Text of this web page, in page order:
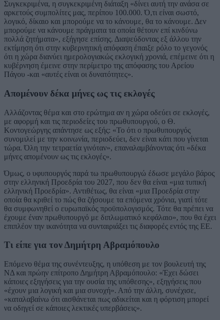
Συγκεκριμένα, η συγκεκριμένη διάταξη «δίνει αυτή την ανάσα σε
αρκετούς συμπολίτες μας, περίπου 100.000. Ό,τι είναι σωστό,
λογικό, δίκαιο και μπορούμε να το κάνουμε, θα το κάνουμε. Δεν
μπορούμε να κάνουμε πράγματα τα οποία θέτουν επί κινδύνω
πολλά ζητήματα», εξήγησε επίσης. Διαψεύδοντας εξ άλλου την
εκτίμηση ότι στην κυβερνητική απόφαση έπαιξε ρόλο το γεγονός
ότι η χώρα διανύει ημερολογιακώς εκλογική χρονιά, επέμεινε ότι η
κυβέρνηση έμεινε στην περίμετρο της απόφασης του Αρείου
Πάγου -και «αυτές είναι οι δυνατότητες».
Απομένουν δέκα μήνες ως τις εκλογές
Αλλάζοντας θέμα και στο ερώτημα αν η χώρα οδεύει σε εκλογές,
με αφορμή και τις περιοδείες του πρωθυπουργού, ο Θ.
Κοντογεώργης απάντησε ως εξής: «Το ότι ο πρωθυπουργός
συνομιλεί με την κοινωνία, περιοδεύει, δεν είναι κάτι που γίνεται
τώρα. Όλη την τετραετία γινόταν», επαναλαμβάνοντας ότι «δέκα
μήνες απομένουν ως τις εκλογές».
Όμως, ο υφυπουργός παρά τω πρωθυπουργώ έδωσε μεγάλο βάρος
στην ελληνική Προεδρία του 2027, που δεν θα είναι «μια τυπική
ελληνική Προεδρία». Αντιθέτως, θα είναι «μια Προεδρία στην
οποία θα κριθεί το πώς θα ζήσουμε τα επόμενα χρόνια, γιατί τότε
θα συμφωνηθεί ο ευρωπαϊκός προϋπολογισμός. Τότε θα πρέπει να
έχουμε έναν πρωθυπουργό με διπλωματικό κεφάλαιο», που θα έχει
επιπλέον την ικανότητα να συνταιριάξει τις διαφορές εντός της ΕΕ.
Τι είπε για τον Δημήτρη Αβραμόπουλο
Επόμενο θέμα της συνέντευξης, η υπόθεση με τον βουλευτή της
ΝΔ και πρώην επίτροπο Δημήτρη Αβραμόπουλο: «Έχει δώσει
κάποιες εξηγήσεις για την ουσία της υπόθεσης», εξηγήσεις που
«έχουν μια λογική και μια συνοχή». Από την άλλη, συνέχισε,
«καταλαβαίνω ότι αισθάνεται πως αδικείται και η φόρτιση μπορεί
να οδηγεί σε κάποιες λεκτικές υπερβάσεις».